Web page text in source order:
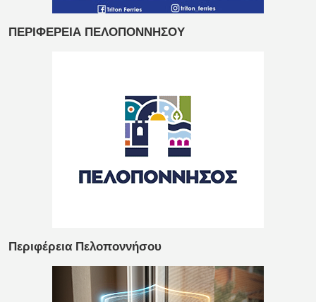
ΠΕΡΙΦΕΡΕΙΑ ΠΕΛΟΠΟΝΝΗΣΟΥ
Περιφέρεια Πελοποννήσου